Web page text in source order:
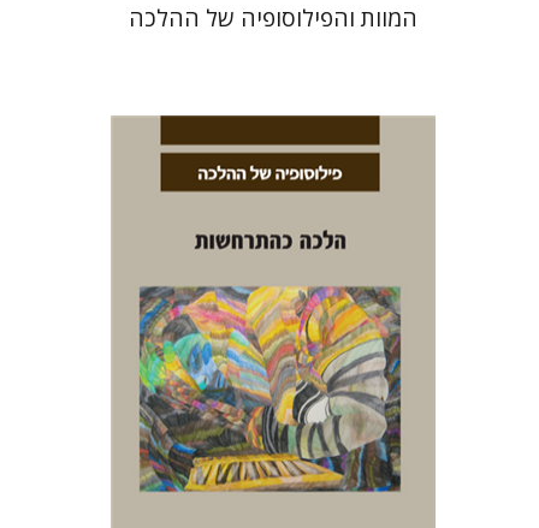
המוות והפילוסופיה של ההלכה
אבינועם רוזנק
הנחת אתר ספר מודפס